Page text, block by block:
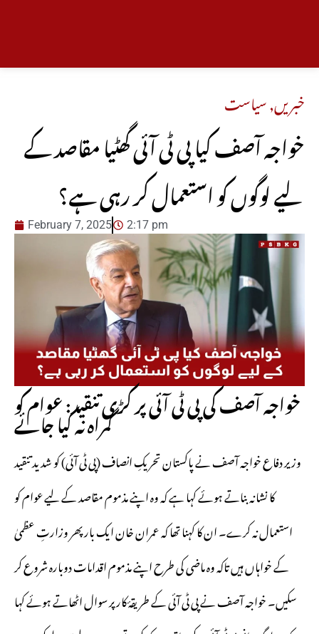
خبریں,سیاست
خواجہ آصف کیا پی ٹی آئی گھٹیا مقاصد کے
لیے لوگوں کو استعمال کر رہی ہے؟
February 7, 2025 2:17 pm
خواجہ آصف کی پی ٹی آئی پر کڑی تنقید: عوام کو
گمراہ نہ کیا جائے
وزیر دفاع خواجہ آصف نے پاکستان تحریکِ انصاف (پی ٹی آئی) کو شدید تنقید
کا نشانہ بناتے ہوئے کہا ہے کہ وہ اپنے مذموم مقاصد کے لیے عوام کو
استعمال نہ کرے۔ ان کا کہنا تھا کہ عمران خان ایک بار پھر وزارتِ عظمیٰ
کے خواہاں ہیں تاکہ وہ ماضی کی طرح اپنے مذموم اقدامات دوبارہ شروع کر
سکیں۔ خواجہ آصف نے پی ٹی آئی کے طریقۂ کار پر سوال اٹھاتے ہوئے کہا